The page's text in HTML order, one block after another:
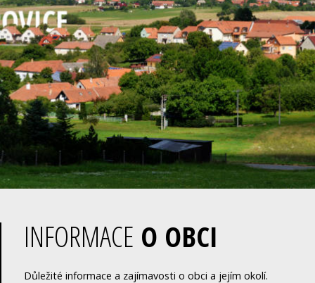
INFORMACE O OBCI
Důležité informace a zajímavosti o obci a jejím okolí.